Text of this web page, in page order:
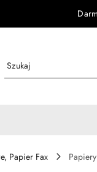
Papier Fax